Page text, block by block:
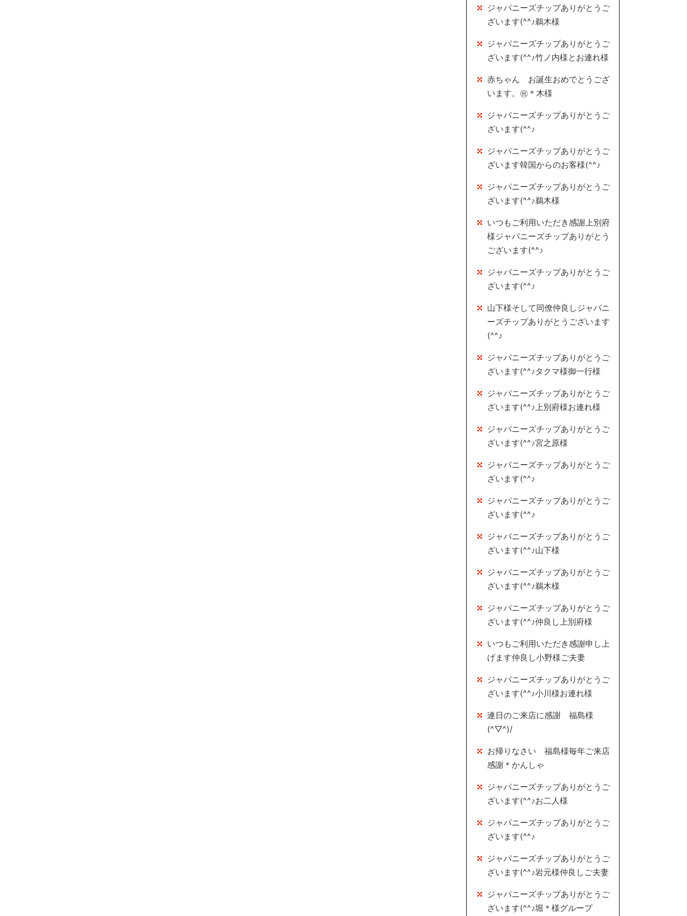
ジャパニーズチップありがとうご
ざいます(^^♪鵜木様
ジャパニーズチップありがとうご
ざいます(^^♪竹ノ内様とお連れ様
赤ちゃん お誕生おめでとうござ
います。㊗＊木様
ジャパニーズチップありがとうご
ざいます(^^♪
ジャパニーズチップありがとうご
ざいます韓国からのお客様(^^♪
ジャパニーズチップありがとうご
ざいます(^^♪鵜木様
いつもご利用いただき感謝上別府
様ジャパニーズチップありがとう
ございます(^^♪
ジャパニーズチップありがとうご
ざいます(^^♪
山下様そして同僚仲良しジャパニ
ーズチップありがとうございます
(^^♪
ジャパニーズチップありがとうご
ざいます(^^♪タクマ様御一行様
ジャパニーズチップありがとうご
ざいます(^^♪上別府様お連れ様
ジャパニーズチップありがとうご
ざいます(^^♪宮之原様
ジャパニーズチップありがとうご
ざいます(^^♪
ジャパニーズチップありがとうご
ざいます(^^♪
ジャパニーズチップありがとうご
ざいます(^^♪山下様
ジャパニーズチップありがとうご
ざいます(^^♪鵜木様
ジャパニーズチップありがとうご
ざいます(^^♪仲良し上別府様
いつもご利用いただき感謝申し上
げます仲良し小野様ご夫妻
ジャパニーズチップありがとうご
ざいます(^^♪小川様お連れ様
連日のご来店に感謝 福島様
(^▽^)/
お帰りなさい 福島様毎年ご来店
感謝＊かんしゃ
ジャパニーズチップありがとうご
ざいます(^^♪お二人様
ジャパニーズチップありがとうご
ざいます(^^♪
ジャパニーズチップありがとうご
ざいます(^^♪岩元様仲良しご夫妻
ジャパニーズチップありがとうご
ざいます(^^♪堀＊様グループ